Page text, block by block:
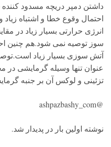
داشتن دمپر دریچه مسدود
احتمال وقوع خطا و اشتباه
انرژی حرارتی بسیار زیاد در
سوز توصیه نمی شود.هم چنین
آتش سوزی بسیار زیاد
عنوان تنها وسیله گرمایشی در
تزئینی و لوکس آن بر جنبه
@ashpazbashy_com
نوشته اولین بار در پدیدار شد.